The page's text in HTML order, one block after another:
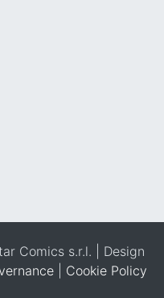
Comics s.r.l. | Design
Cookie Policy